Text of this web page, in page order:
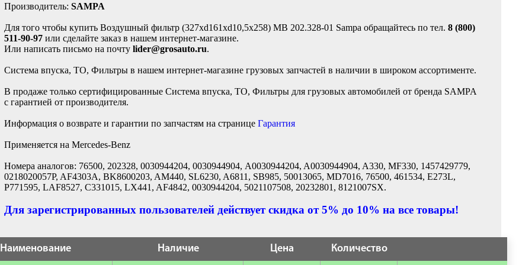
Производитель: SAMPA
Для того чтобы купить Воздушный фильтр (327xd161xd10,5x258) MB 202.328-01 Sampa обращайтесь по тел. 8 (800)
511-90-97 или сделайте заказ в нашем интернет-магазине.
Или написать письмо на почту lider@grosauto.ru.
Система впуска, ТО, Фильтры в нашем интернет-магазине грузовых запчастей в наличии в широком ассортименте.
В продаже только сертифицированные Система впуска, ТО, Фильтры для грузовых автомобилей от бренда SAMPA
с гарантией от производителя.
Информация о возврате и гарантии по запчастям на странице Гарантия
Применяется на Mercedes-Benz
Номера аналогов: 76500, 202328, 0030944204, 0030944904, A0030944204, A0030944904, A330, MF330, 1457429779,
0218020057P, AF4303A, BK8600203, AM440, SL6230, A6811, SB985, 50013065, MD7016, 76500, 461534, E273L,
P771595, LAF8527, C331015, LX441, AF4842, 0030944204, 5021107508, 20232801, 8121007SX.
Для зарегистрированных пользователей действует скидка от 5% до 10% на все товары!
Наименование Наличие Цена Количество